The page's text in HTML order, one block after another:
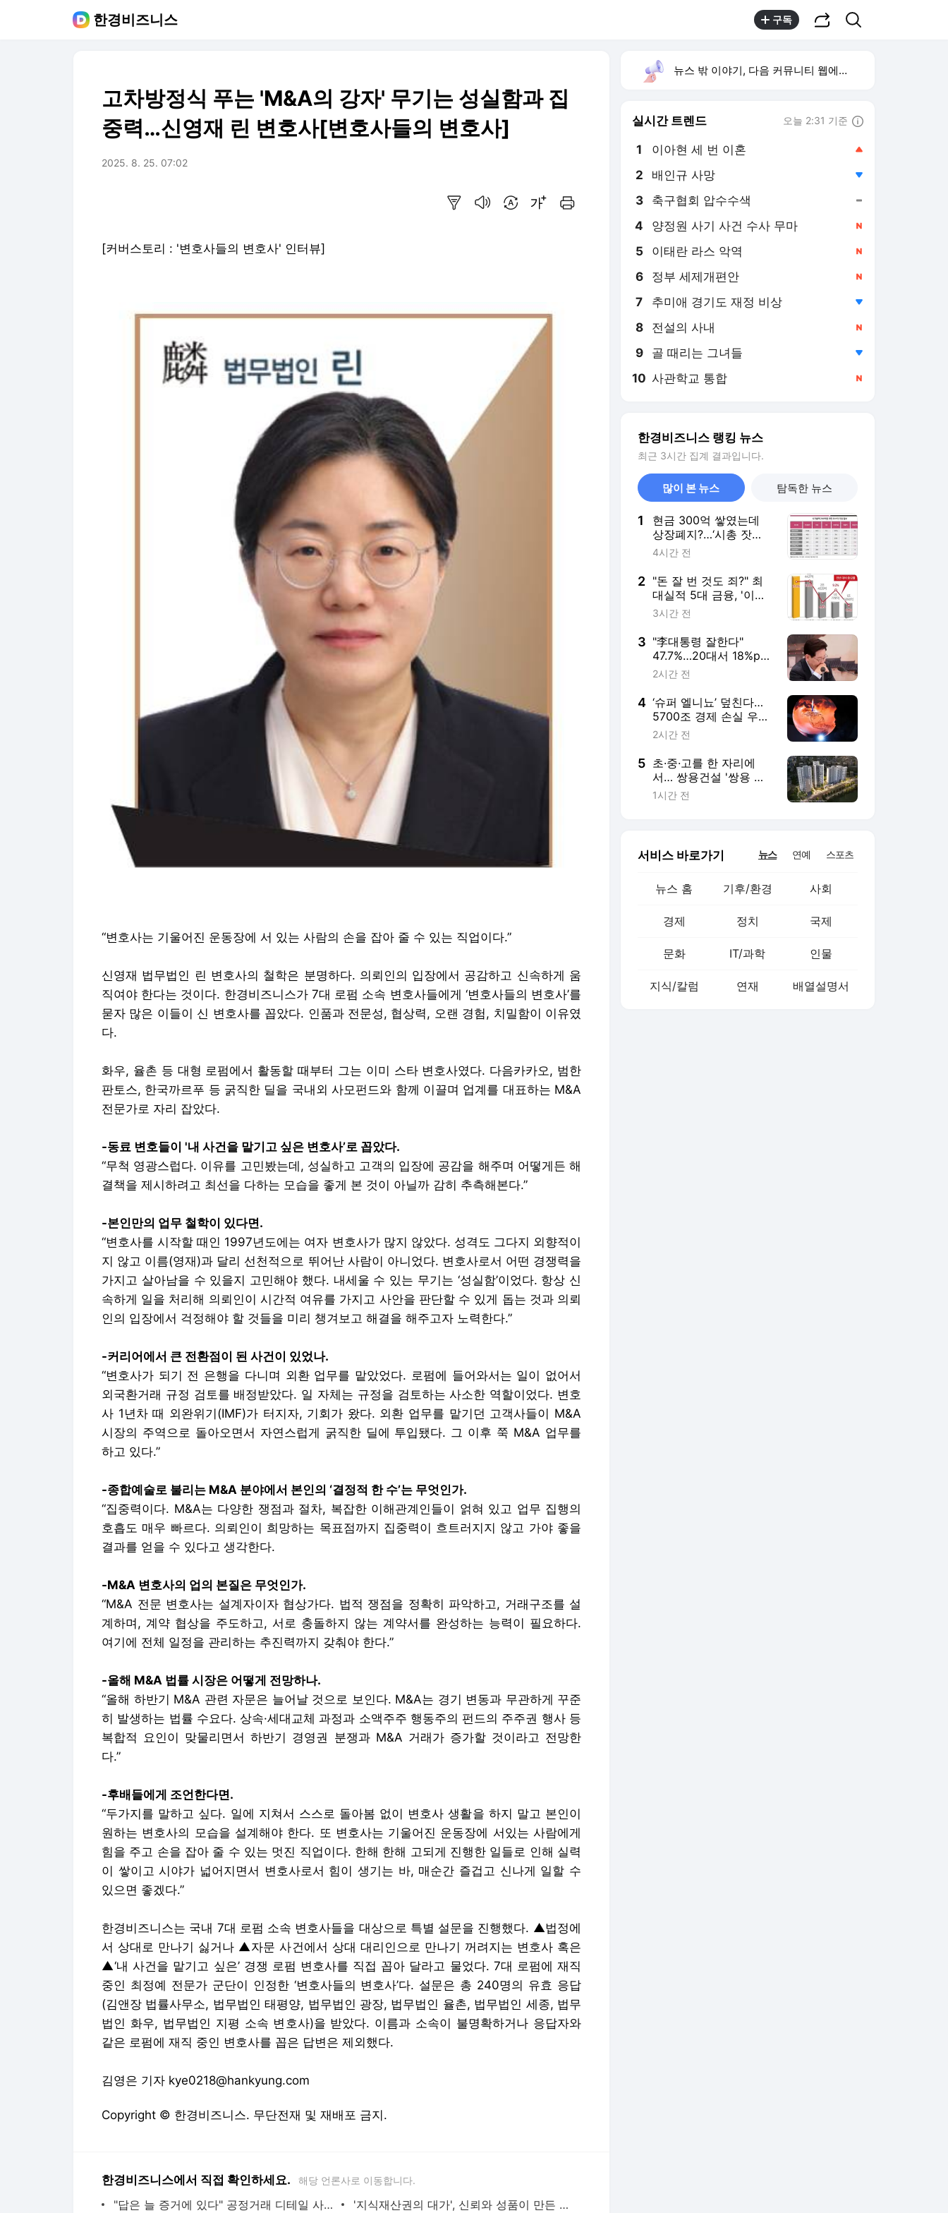
한경비즈니스 구독
고차방정식 푸는 'M&A의 강자' 무기는 성실함과 집
중력…신영재 린 변호사[변호사들의 변호사]
2025. 8. 25. 07:02
[커버스토리 : '변호사들의 변호사' 인터뷰]
“변호사는 기울어진 운동장에 서 있는 사람의 손을 잡아 줄 수 있는 직업이다.”
신영재 법무법인 린 변호사의 철학은 분명하다. 의뢰인의 입장에서 공감하고 신속하게 움
직여야 한다는 것이다. 한경비즈니스가 7대 로펌 소속 변호사들에게 ‘변호사들의 변호사’를
묻자 많은 이들이 신 변호사를 꼽았다. 인품과 전문성, 협상력, 오랜 경험, 치밀함이 이유였
다.
화우, 율촌 등 대형 로펌에서 활동할 때부터 그는 이미 스타 변호사였다. 다음카카오, 범한
판토스, 한국까르푸 등 굵직한 딜을 국내외 사모펀드와 함께 이끌며 업계를 대표하는 M&A
전문가로 자리 잡았다.
-동료 변호들이 '내 사건을 맡기고 싶은 변호사’로 꼽았다.
“무척 영광스럽다. 이유를 고민봤는데, 성실하고 고객의 입장에 공감을 해주며 어떻게든 해
결책을 제시하려고 최선을 다하는 모습을 좋게 본 것이 아닐까 감히 추측해본다.”
-본인만의 업무 철학이 있다면.
“변호사를 시작할 때인 1997년도에는 여자 변호사가 많지 않았다. 성격도 그다지 외향적이
지 않고 이름(영재)과 달리 선천적으로 뛰어난 사람이 아니었다. 변호사로서 어떤 경쟁력을
가지고 살아남을 수 있을지 고민해야 했다. 내세울 수 있는 무기는 ‘성실함’이었다. 항상 신
속하게 일을 처리해 의뢰인이 시간적 여유를 가지고 사안을 판단할 수 있게 돕는 것과 의뢰
인의 입장에서 걱정해야 할 것들을 미리 챙겨보고 해결을 해주고자 노력한다.”
-커리어에서 큰 전환점이 된 사건이 있었나.
“변호사가 되기 전 은행을 다니며 외환 업무를 맡았었다. 로펌에 들어와서는 일이 없어서
외국환거래 규정 검토를 배정받았다. 일 자체는 규정을 검토하는 사소한 역할이었다. 변호
사 1년차 때 외완위기(IMF)가 터지자, 기회가 왔다. 외환 업무를 맡기던 고객사들이 M&A
시장의 주역으로 돌아오면서 자연스럽게 굵직한 딜에 투입됐다. 그 이후 쭉 M&A 업무를
하고 있다.”
-종합예술로 불리는 M&A 분야에서 본인의 ‘결정적 한 수’는 무엇인가.
“집중력이다. M&A는 다양한 쟁점과 절차, 복잡한 이해관계인들이 얽혀 있고 업무 집행의
호흡도 매우 빠르다. 의뢰인이 희망하는 목표점까지 집중력이 흐트러지지 않고 가야 좋을
결과를 얻을 수 있다고 생각한다.
-M&A 변호사의 업의 본질은 무엇인가.
“M&A 전문 변호사는 설계자이자 협상가다. 법적 쟁점을 정확히 파악하고, 거래구조를 설
계하며, 계약 협상을 주도하고, 서로 충돌하지 않는 계약서를 완성하는 능력이 필요하다.
여기에 전체 일정을 관리하는 추진력까지 갖춰야 한다.”
-올해 M&A 법률 시장은 어떻게 전망하나.
“올해 하반기 M&A 관련 자문은 늘어날 것으로 보인다. M&A는 경기 변동과 무관하게 꾸준
히 발생하는 법률 수요다. 상속·세대교체 과정과 소액주주 행동주의 펀드의 주주권 행사 등
복합적 요인이 맞물리면서 하반기 경영권 분쟁과 M&A 거래가 증가할 것이라고 전망한
다.”
-후배들에게 조언한다면.
“두가지를 말하고 싶다. 일에 지쳐서 스스로 돌아봄 없이 변호사 생활을 하지 말고 본인이
원하는 변호사의 모습을 설계해야 한다. 또 변호사는 기울어진 운동장에 서있는 사람에게
힘을 주고 손을 잡아 줄 수 있는 멋진 직업이다. 한해 한해 고되게 진행한 일들로 인해 실력
이 쌓이고 시야가 넓어지면서 변호사로서 힘이 생기는 바, 매순간 즐겁고 신나게 일할 수
있으면 좋겠다.”
한경비즈니스는 국내 7대 로펌 소속 변호사들을 대상으로 특별 설문을 진행했다. ▲법정에
서 상대로 만나기 싫거나 ▲자문 사건에서 상대 대리인으로 만나기 꺼려지는 변호사 혹은
▲‘내 사건을 맡기고 싶은’ 경쟁 로펌 변호사를 직접 꼽아 달라고 물었다. 7대 로펌에 재직
중인 최정예 전문가 군단이 인정한 ‘변호사들의 변호사’다. 설문은 총 240명의 유효 응답
(김앤장 법률사무소, 법무법인 태평양, 법무법인 광장, 법무법인 율촌, 법무법인 세종, 법무
법인 화우, 법무법인 지평 소속 변호사)을 받았다. 이름과 소속이 불명확하거나 응답자와
같은 로펌에 재직 중인 변호사를 꼽은 답변은 제외했다.
김영은 기자 kye0218@hankyung.com
Copyright © 한경비즈니스. 무단전재 및 재배포 금지.
한경비즈니스에서 직접 확인하세요. 해당 언론사로 이동합니다.
"답은 늘 증거에 있다" 공정거래 디테일 사냥꾼…김지홍 지평 대표[변호사들의 변호사] '지식재산권의 대가', 신뢰와 성품이 만든 평판…장덕순 김앤장 변호사[변호사들의 변호사]
뉴스 밖 이야기, 다음 커뮤니티 웹에서 보기
실시간 트렌드 오늘 2:31 기준
1 이아현 세 번 이혼
2 배인규 사망
4 양정원 사기 사건 수사 무마
5 이태란 라스 악역
6 정부 세제개편안
7 추미애 경기도 재정 비상
8 전설의 사내
9 골 때리는 그녀들
10 사관학교 통합
한경비즈니스 랭킹 뉴스
최근 3시간 집계 결과입니다.
많이 본 뉴스 탐독한 뉴스
1
현금 300억 쌓였는데
상장폐지?…‘시총 잣
대’에 빠진 코스닥 밸류
독해]
4시간 전
2 "돈 잘 번 것도 죄?" 최
대실적 5대 금융, '이자
장사' 부담
3시간 전
3 "李대통령 잘한다"
47.7%…20대서 18%p
폭락
2시간 전
4 ‘슈퍼 엘니뇨’ 덮친다…
5700조 경제 손실 우려
[ESG 뉴스 5]
2시간 전
5 초·중·고를 한 자리에
서… 쌍용건설 '쌍용 더
플래티넘 서대문' 눈길
1시간 전
서비스 바로가기 뉴스 연예 스포츠
뉴스 홈 기후/환경 사회
경제 정치 국제
문화 IT/과학 인물
지식/칼럼 연재 배열설명서